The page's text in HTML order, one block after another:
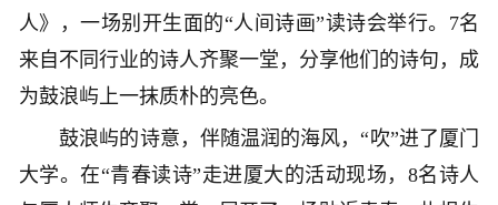
人》，一场别开生面的“人间诗画”读诗会举行。7名
来自不同行业的诗人齐聚一堂，分享他们的诗句，成
为鼓浪屿上一抹质朴的亮色。
鼓浪屿的诗意，伴随温润的海风，“吹”进了厦门
大学。在“青春读诗”走进厦大的活动现场，8名诗人